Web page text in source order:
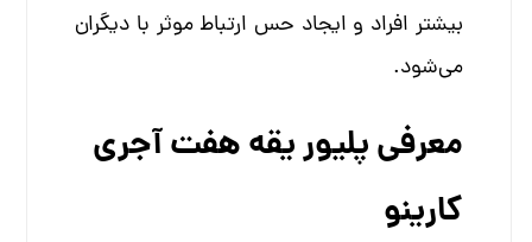
بیشتر افراد و ایجاد حس ارتباط موثر با دیگران
می‌شود.
معرفی پلیور یقه هفت آجری
کارینو